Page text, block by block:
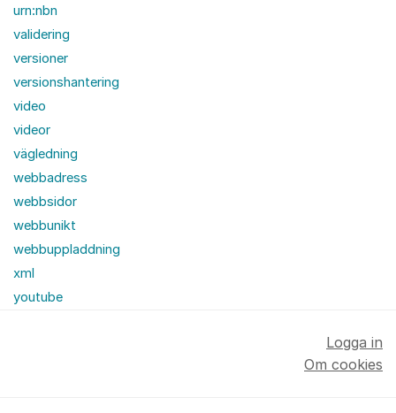
urn:nbn
validering
versioner
versionshantering
video
videor
vägledning
webbadress
webbsidor
webbunikt
webbuppladdning
xml
youtube
Logga in
Om cookies